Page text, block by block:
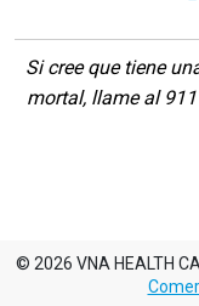
Si cree que tiene
mortal, llame al
© 2026 VNA HEALTH